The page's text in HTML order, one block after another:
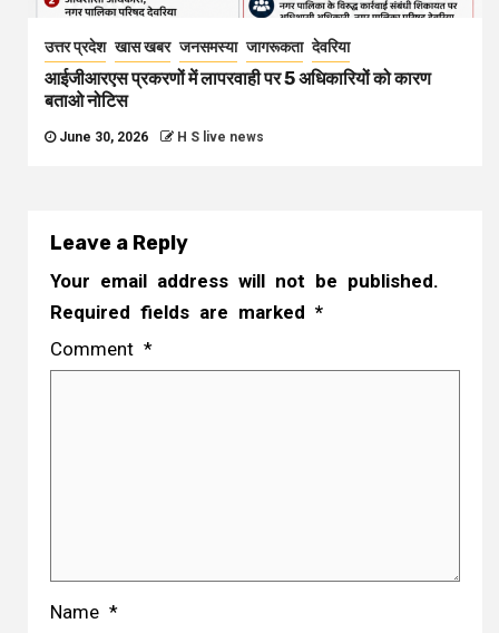
उत्तर प्रदेश खास खबर जनसमस्या जागरूकता देवरिया
आईजीआरएस प्रकरणों में लापरवाही पर 5 अधिकारियों को कारण
बताओ नोटिस
June 30, 2026 H S live news
Leave a Reply
Your email address will not be published.
Required fields are marked *
Comment *
Name *